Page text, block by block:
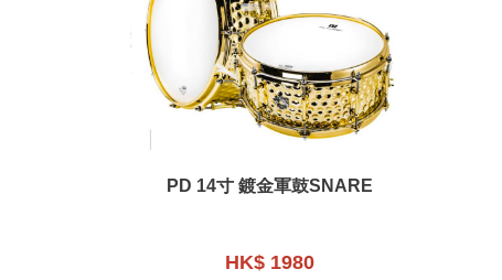
PD 14寸 鍍金軍鼓SNARE
HK$ 1980